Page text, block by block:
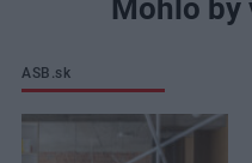
Mohlo by
ASB.sk